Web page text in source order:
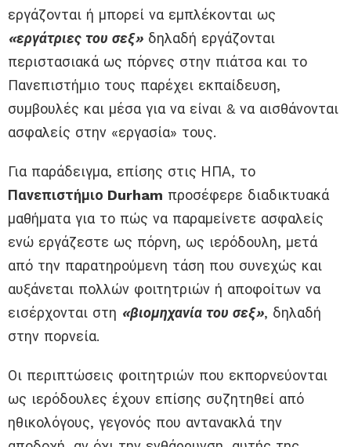
εργάζονται ή μπορεί να εμπλέκονται ως
«εργάτριες του σεξ» δηλαδή εργάζονται
περιστασιακά ως πόρνες στην πιάτσα και το
Πανεπιστήμιο τους παρέχει εκπαίδευση,
συμβουλές και μέσα για να είναι & να αισθάνονται
ασφαλείς στην «εργασία» τους.
Για παράδειγμα, επίσης στις ΗΠΑ, το
Πανεπιστήμιο Durham προσέφερε διαδικτυακά
μαθήματα για το πώς να παραμείνετε ασφαλείς
ενώ εργάζεστε ως πόρνη, ως ιερόδουλη, μετά
από την παρατηρούμενη τάση που συνεχώς και
αυξάνεται πολλών φοιτητριών ή αποφοίτων να
εισέρχονται στη «βιομηχανία του σεξ», δηλαδή
στην πορνεία.
Οι περιπτώσεις φοιτητριών που εκπορνεύονται
ως ιερόδουλες έχουν επίσης συζητηθεί από
ηθικολόγους, γεγονός που αντανακλά την